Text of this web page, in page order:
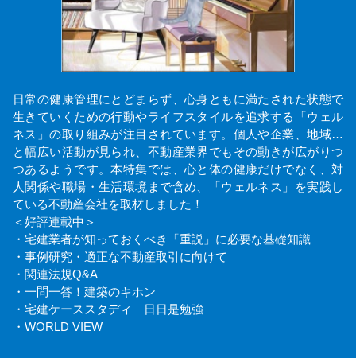
日常の健康管理にとどまらず、心身ともに満たされた状態で
生きていくための行動やライフスタイルを追求する「ウェル
ネス」の取り組みが注目されています。個人や企業、地域…
と幅広い活動が見られ、不動産業界でもその動きが広がりつ
つあるようです。本特集では、心と体の健康だけでなく、対
人関係や職場・生活環境まで含め、「ウェルネス」を実践し
ている不動産会社を取材しました！
＜好評連載中＞
・宅建業者が知っておくべき「重説」に必要な基礎知識
・事例研究・適正な不動産取引に向けて
・関連法規Q&A
・一問一答！建築のキホン
・宅建ケーススタディ 日日是勉強
・WORLD VIEW